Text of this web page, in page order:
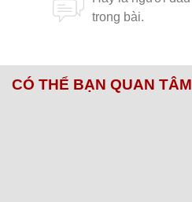
CÓ THỂ BẠN QUAN TÂM